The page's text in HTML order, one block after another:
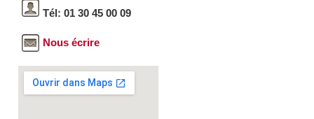
Tél: 01 30 45 00 09
Nous écrire